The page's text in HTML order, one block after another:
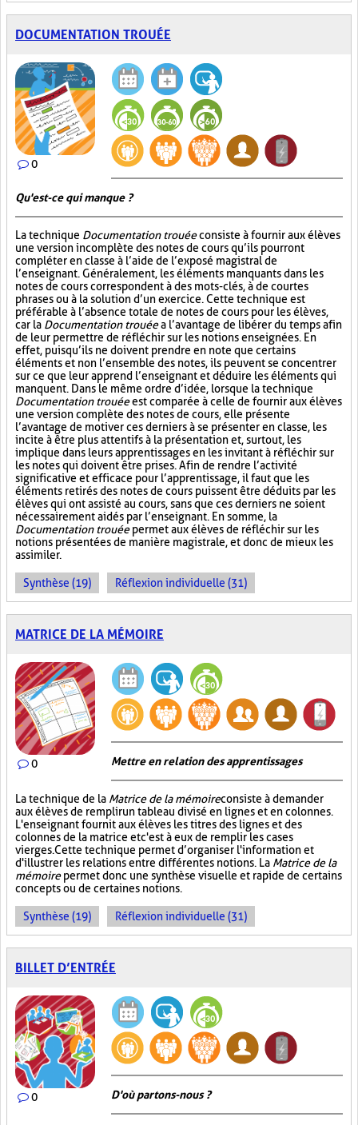
DOCUMENTATION TROUÉE
0
Qu'est-ce qui manque ?
La technique Documentation trouéeconsiste à fournir aux élèves
une version incomplète des notes de cours qu’ils pourront
compléter en classe à l’aide de l’exposé magistral de
l’enseignant. Généralement, les éléments manquants dans les
notes de cours correspondent à des mots-clés, à de courtes
phrases ou à la solution d’un exercice. Cette technique est
préférable à l’absence totale de notes de cours pour les élèves,
car la Documentation trouéea l’avantage de libérer du temps afin
de leur permettre de réfléchir sur les notions enseignées. En
effet, puisqu’ils ne doivent prendre en note que certains
éléments et non l’ensemble des notes, ils peuvent se concentrer
sur ce que leur apprend l’enseignant et déduire les éléments qui
manquent. Dans le même ordre d’idée, lorsque la technique
Documentation trouéeest comparée à celle de fournir aux élèves
une version complète des notes de cours, elle présente
l’avantage de motiver ces derniers à se présenter en classe, les
incite à être plus attentifs à la présentation et, surtout, les
implique dans leurs apprentissages en les invitant à réfléchir sur
les notes qui doivent être prises. Afin de rendre l’activité
significative et efficace pour l’apprentissage, il faut que les
éléments retirés des notes de cours puissent être déduits par les
élèves qui ont assisté au cours, sans que ces derniers ne soient
nécessairement aidés par l’enseignant. En somme, la
Documentation trouéepermet aux élèves de réfléchir sur les
notions présentées de manière magistrale, et donc de mieux les
assimiler.
Synthèse (19) Réflexion individuelle (31)
MATRICE DE LA MÉMOIRE
0 Mettre en relation des apprentissages
La technique de la Matrice de la mémoireconsiste à demander
aux élèves de remplir un tableau divisé en lignes et en colonnes.
L'enseignant fournit aux élèves les titres des lignes et des
colonnes de la matrice et c'est à eux de remplir les cases
vierges. Cette technique permet d’organiser l'information et
d'illustrer les relations entre différentes notions. La Matrice de la
mémoirepermet donc une synthèse visuelle et rapide de certains
concepts ou de certaines notions.
Synthèse (19) Réflexion individuelle (31)
BILLET D’ENTRÉE
0 D'où partons-nous ?